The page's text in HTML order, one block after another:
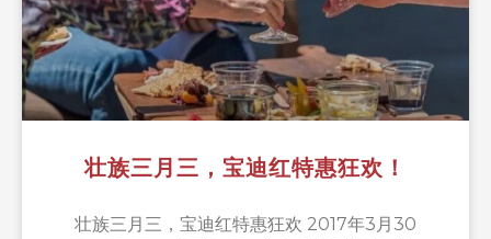
壮族三月三，宝迪红特惠狂欢！
壮族三月三，宝迪红特惠狂欢 2017年3月30